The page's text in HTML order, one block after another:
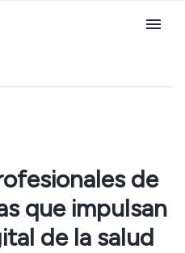
de
que impulsan
de la salud